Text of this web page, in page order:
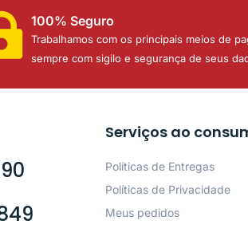
100% Seguro
Trabalhamos com os principais meios de
sempre com sigilo e segurança de seus
Serviços ao
Políticas de Entregas
Políticas de Privacidade
Meus pedidos